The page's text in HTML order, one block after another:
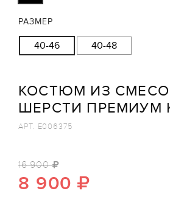
КОСТЮМ ИЗ
ШЕРСТИ ПРЕМИУМ
АРТ. E006375
16 900
8 900
РАЗМЕР
40-46 40-48